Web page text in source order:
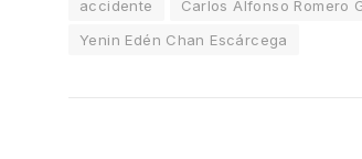
accidente Carlos Alfonso Romero
Yenin Edén Chan Escárcega